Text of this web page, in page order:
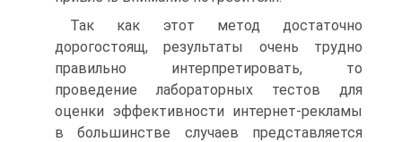
Так как этот метод достаточно
дорогостоящ, результаты очень трудно
правильно интерпретировать, то
проведение лабораторных тестов для
оценки эффективности интернет-рекламы
в большинстве случаев представляется